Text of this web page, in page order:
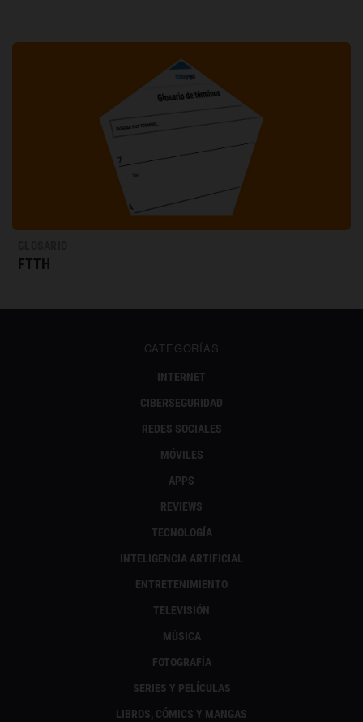
FTTH
CATEGORÍAS
INTERNET
CIBERSEGURIDAD
REDES SOCIALES
MÓVILES
APPS
REVIEWS
TECNOLOGÍA
INTELIGENCIA ARTIFICIAL
ENTRETENIMIENTO
TELEVISIÓN
MÚSICA
FOTOGRAFÍA
SERIES Y PELÍCULAS
LIBROS, CÓMICS Y MANGAS